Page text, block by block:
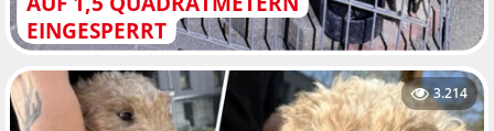
EINGESPERRT
3.214